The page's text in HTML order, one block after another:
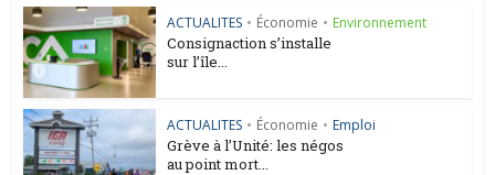
ACTUALITES • Économie • Environnement
Consignaction s’installe
sur l’île...
ACTUALITES • Économie • Emploi
Grève à l’Unité: les négos
au point mort...